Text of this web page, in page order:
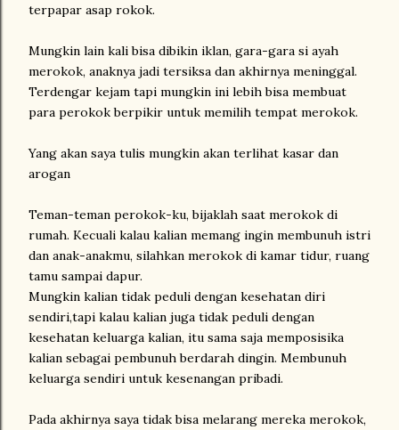
terpapar asap rokok.
Mungkin lain kali bisa dibikin iklan, gara-gara si ayah
merokok, anaknya jadi tersiksa dan akhirnya meninggal.
Terdengar kejam tapi mungkin ini lebih bisa membuat
para perokok berpikir untuk memilih tempat merokok.
Yang akan saya tulis mungkin akan terlihat kasar dan
arogan
Teman-teman perokok-ku, bijaklah saat merokok di
rumah. Kecuali kalau kalian memang ingin membunuh istri
dan anak-anakmu, silahkan merokok di kamar tidur, ruang
tamu sampai dapur.
Mungkin kalian tidak peduli dengan kesehatan diri
sendiri,tapi kalau kalian juga tidak peduli dengan
kesehatan keluarga kalian, itu sama saja memposisika
kalian sebagai pembunuh berdarah dingin. Membunuh
keluarga sendiri untuk kesenangan pribadi.
Pada akhirnya saya tidak bisa melarang mereka merokok,